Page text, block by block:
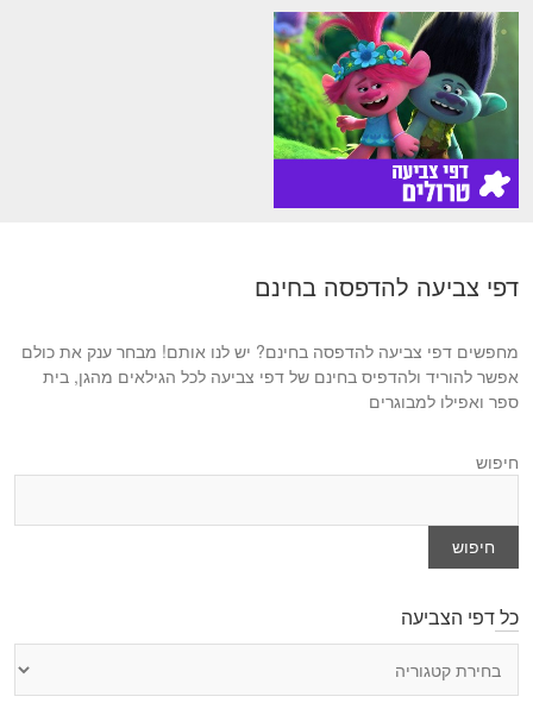
דפי צביעה להדפסה בחינם
מחפשים דפי צביעה להדפסה בחינם? יש לנו אותם! מבחר ענק את כולם
אפשר להוריד ולהדפיס בחינם של דפי צביעה לכל הגילאים מהגן, בית
ספר ואפילו למבוגרים
חיפוש
חיפוש
כל דפי הצביעה